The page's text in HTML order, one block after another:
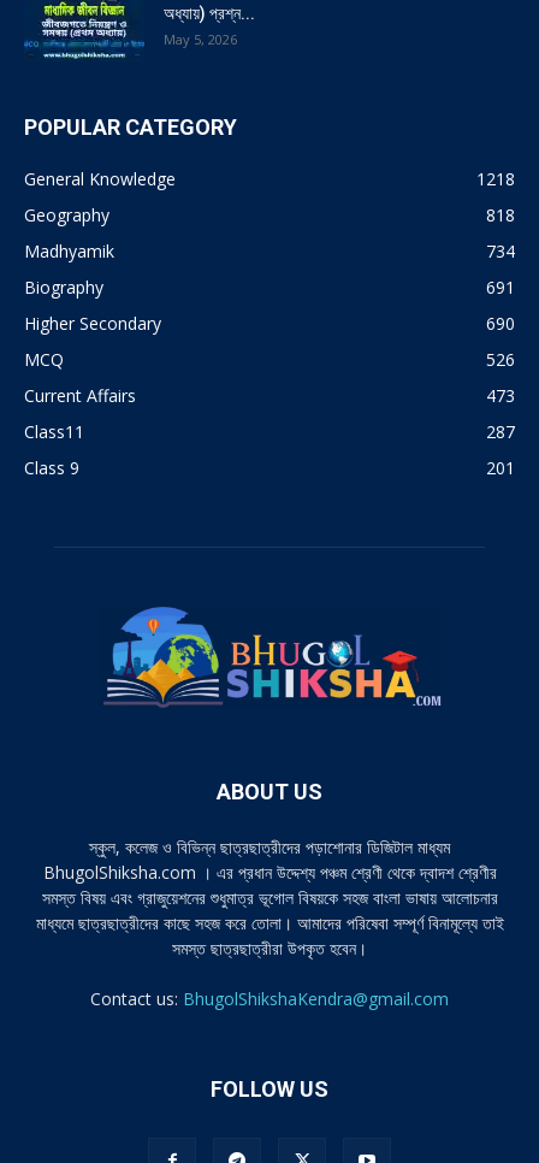
অধ্যায়) প্রশ্ন...
May 5, 2026
POPULAR CATEGORY
General Knowledge
1218
Geography
818
Madhyamik
734
Biography
691
Higher Secondary
690
MCQ
526
Current Affairs
473
Class11
287
Class 9
201
ABOUT US
স্কুল, কলেজ ও বিভিন্ন ছাত্রছাত্রীদের পড়াশোনার ডিজিটাল মাধ্যম
BhugolShiksha.com । এর প্রধান উদ্দেশ্য পঞ্চম শ্রেণী থেকে দ্বাদশ শ্রেণীর
সমস্ত বিষয় এবং গ্রাজুয়েশনের শুধুমাত্র ভূগোল বিষয়কে সহজ বাংলা ভাষায় আলোচনার
মাধ্যমে ছাত্রছাত্রীদের কাছে সহজ করে তোলা। আমাদের পরিষেবা সম্পূর্ণ বিনামূল্যে তাই
সমস্ত ছাত্রছাত্রীরা উপকৃত হবেন।
Contact us: BhugolShikshaKendra@gmail.com
FOLLOW US